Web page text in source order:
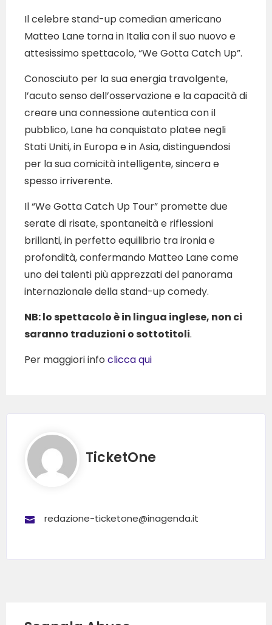
Il celebre stand-up comedian americano
Matteo Lane torna in Italia con il suo nuovo e
attesissimo spettacolo, “We Gotta Catch Up”.
Conosciuto per la sua energia travolgente,
l’acuto senso dell’osservazione e la capacità di
creare una connessione autentica con il
pubblico, Lane ha conquistato platee negli
Stati Uniti, in Europa e in Asia, distinguendosi
per la sua comicità intelligente, sincera e
spesso irriverente.
Il “We Gotta Catch Up Tour” promette due
serate di risate, spontaneità e riflessioni
brillanti, in perfetto equilibrio tra ironia e
profondità, confermando Matteo Lane come
uno dei talenti più apprezzati del panorama
internazionale della stand-up comedy.
NB: lo spettacolo è in lingua inglese, non ci
saranno traduzioni o sottotitoli.
Per maggiori info clicca qui
TicketOne
redazione-ticketone@inagenda.it